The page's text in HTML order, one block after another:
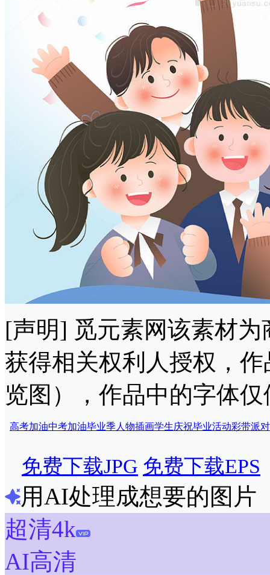
[声明] 觅元素网该素材
获得相关权利人授权，
览图），作品中的字体
高考加油中考加油毕业季人物插画学生庆祝毕业活动彩带派对
免费下载JPG 免费下载EPS
用AI处理成想要的图片
超清4k
AI高清